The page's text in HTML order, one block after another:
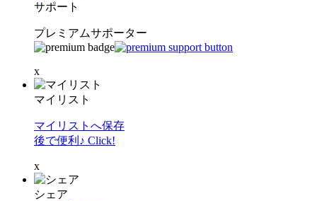
サポート
プレミアムサポーター
x
マイリスト
マイリストへ保存
後で便利♪ Click!
x
シェア